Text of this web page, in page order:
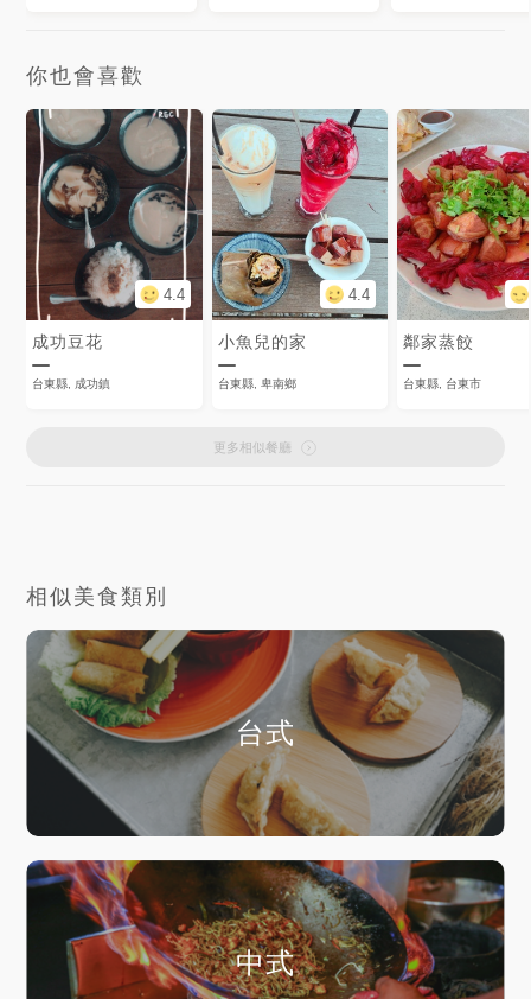
你也會喜歡
4.4
成功豆花
台東縣, 成功鎮
4.4
小魚兒的家
台東縣, 卑南鄉
鄰家蒸餃
台東縣, 台東市
更多相似餐廳
相似美食類別
台式
中式